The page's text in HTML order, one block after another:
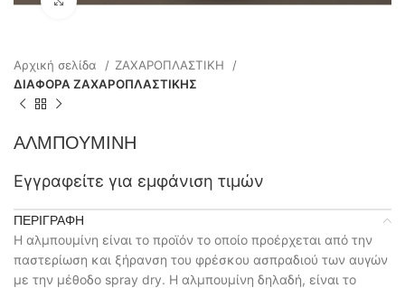
Αρχική σελίδα
ΖΑΧΑΡΟΠΛΑΣΤΙΚΗ
ΔΙΑΦΟΡΑ ΖΑΧΑΡΟΠΛΑΣΤΙΚΗΣ
ΑΛΜΠΟΥΜΙΝΗ
Εγγραφείτε για εμφάνιση τιμών
ΠΕΡΙΓΡΑΦΉ
Η αλμπουμίνη είναι το προϊόν το οποίο προέρχεται από την
παστερίωση και ξήρανση του φρέσκου ασπραδιού των αυγών
με την μέθοδο spray dry. Η αλμπουμίνη δηλαδή, είναι το